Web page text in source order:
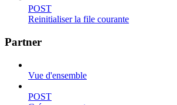
POST
Reinitialiser la file courante
Partner
Vue d'ensemble
POST